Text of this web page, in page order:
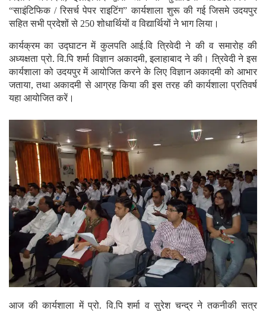
“साइंटिफिक / रिसर्च पेपर राइटिंग” कार्यशाला शुरू की गई जिसमे उदयपुर
सहित सभी प्रदेशों से 250 शोधार्थियों व विद्यार्थियों ने भाग लिया।
कार्यक्रम का उद्घाटन में कुलपति आई.वि त्रिवेदी ने की व समारोह की
अध्यक्षता प्रो. वि.पि शर्मा विज्ञान अकादमी, इलाहाबाद ने की। त्रिवेदी ने इस
कार्यशाला को उदयपुर में आयोजित करने के लिए विज्ञान अकादमी को आभार
जताया, तथा अकादमी से आग्रह किया की इस तरह की कार्यशाला प्रतिवर्ष
यहा आयोजित करें।
आज की कार्यशाला में प्रो. वि.पि शर्मा व सुरेश चन्द्र ने तकनीकी सत्र